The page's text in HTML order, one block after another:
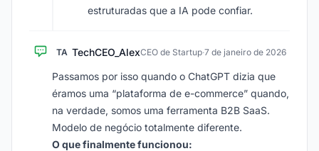
estruturadas que a IA pode confiar.
TA TechCEO_AlexCEO de Startup·7 de janeiro de 2026
Passamos por isso quando o ChatGPT dizia que
éramos uma “plataforma de e-commerce” quando,
na verdade, somos uma ferramenta B2B SaaS.
Modelo de negócio totalmente diferente.
O que finalmente funcionou: